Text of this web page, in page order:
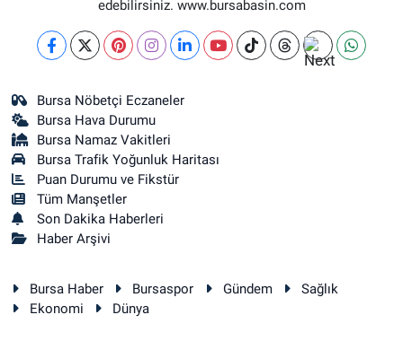
edebilirsiniz. www.bursabasin.com
Bursa Nöbetçi Eczaneler
Bursa Hava Durumu
Bursa Namaz Vakitleri
Bursa Trafik Yoğunluk Haritası
Puan Durumu ve Fikstür
Tüm Manşetler
Son Dakika Haberleri
Haber Arşivi
Bursa Haber Bursaspor Gündem
Sağlık
Ekonomi
Dünya